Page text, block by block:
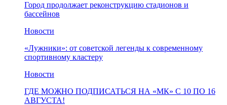
Город продолжает реконструкцию стадионов и
бассейнов
Новости
«Лужники»: от советской легенды к современному
спортивному кластеру
Новости
ГДЕ МОЖНО ПОДПИСАТЬСЯ НА «МК» С 10 ПО 16
АВГУСТА!